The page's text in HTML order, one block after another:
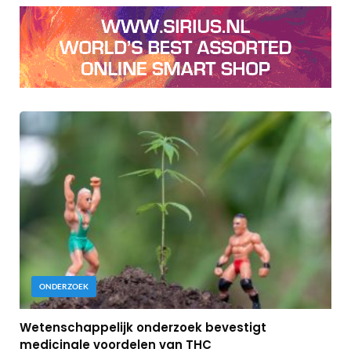
ONDERZOEK
Wetenschappelijk onderzoek bevestigt
medicinale voordelen van THC